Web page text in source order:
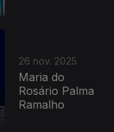
26 nov. 2025
Maria do
Rosário Palma
Ramalho